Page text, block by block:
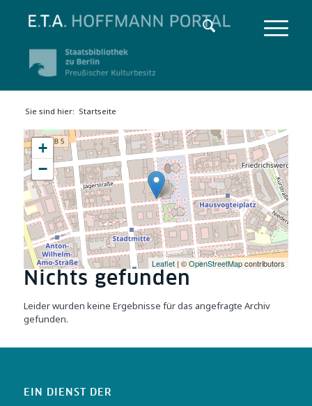
Sie sind hier: Startseite
+
−
Leaflet| ©OpenStreetMapcontributors
Nichts gefunden
Leider wurden keine Ergebnisse für das angefragte Archiv
gefunden.
EIN DIENST DER